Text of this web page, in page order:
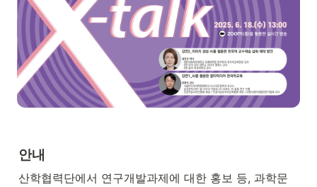
안내
산학협력단에서 연구개발과제에 대한 홍보 등, 과학문